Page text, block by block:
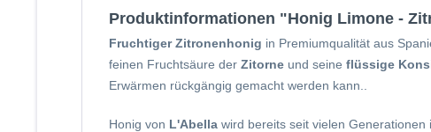
Produktinformationen "Honig Limone -
Fruchtiger Zitronenhonig in Premiumqualität aus
feinen Fruchtsäure der Zitorne und seine flüssige
Erwärmen rückgängig gemacht werden kann..
Honig von L'Abella wird bereits seit vielen